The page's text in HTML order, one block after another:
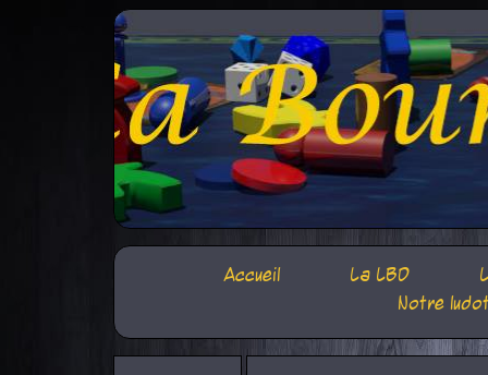
Accueil La LBD
Notre